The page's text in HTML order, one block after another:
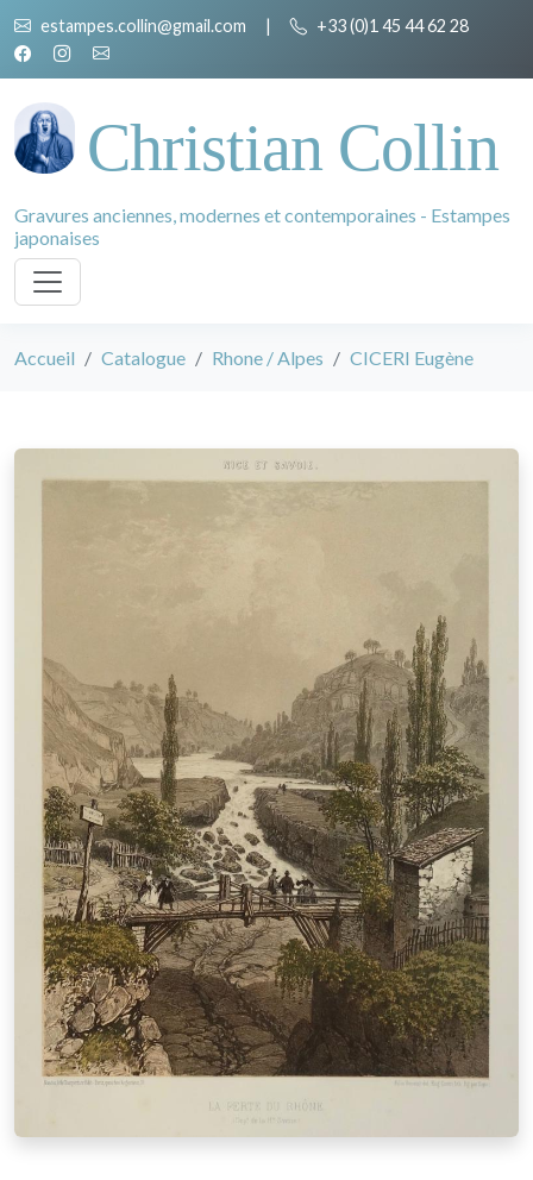
estampes.collin@gmail.com | +33 (0)1 45 44 62 28
Christian Collin
Gravures anciennes, modernes et contemporaines - Estampes
japonaises
Accueil Catalogue Rhone / Alpes CICERI Eugène